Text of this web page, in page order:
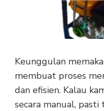
Keunggulan
membuat proses
dan efisien. Kalau
secara manual, pasti